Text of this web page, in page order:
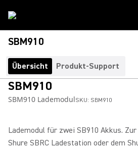
SBM910
Übersicht Produkt-Support
SBM910
SBM910 LademodulSKU: SBM910
Lademodul für zwei SB910 Akkus.
Shure SBRC Ladestation oder dem